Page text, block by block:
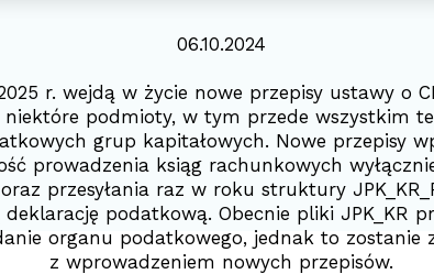
06.10.2024
r. wejdą w życie nowe przepisy ustawy o
podmioty, w tym przede wszystkim
grup kapitałowych. Nowe przepisy
prowadzenia ksiąg rachunkowych
przesyłania raz w roku struktury
podatkową. Obecnie pliki JPK_KR
organu podatkowego, jednak to zostanie
z wprowadzeniem nowych przepisów.